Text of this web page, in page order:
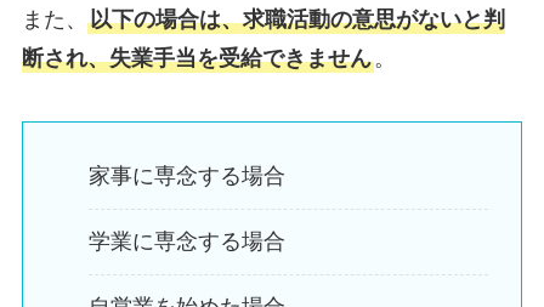
また、 以下の場合は、求職活動の意思がないと判
断され、失業手当を受給できません。
家事に専念する場合
学業に専念する場合